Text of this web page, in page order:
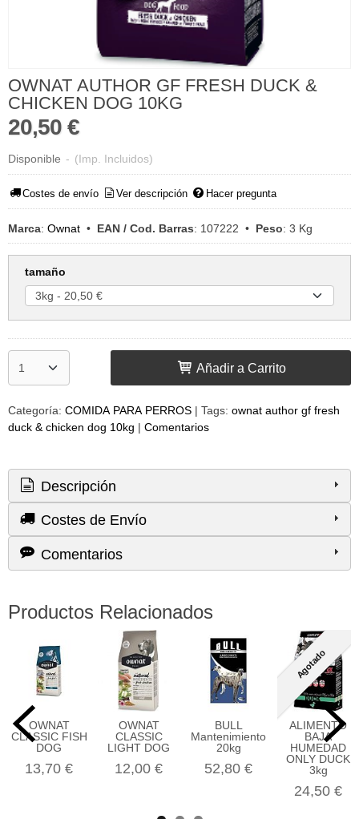
OWNAT AUTHOR GF FRESH DUCK &
CHICKEN DOG 10KG
20,50 €
Disponible - (Imp. Incluidos)
Costes de envío Ver descripción Hacer pregunta
Marca: Ownat • EAN / Cod. Barras: 107222 • Peso: 3 Kg
tamaño
Añadir a Carrito
Categoría: COMIDA PARA PERROS | Tags: ownat author gf fresh
duck & chicken dog 10kg | Comentarios
Descripción
Costes de Envío
Comentarios
Productos Relacionados
OWNAT
CLASSIC FISH
DOG
13,70 €
OWNAT
CLASSIC
LIGHT DOG
12,00 €
BULL
Mantenimiento
20kg
52,80 €
Agotado
ALIMENTO
BAJA
HUMEDAD
ONLY DUCK
3kg
24,50 €